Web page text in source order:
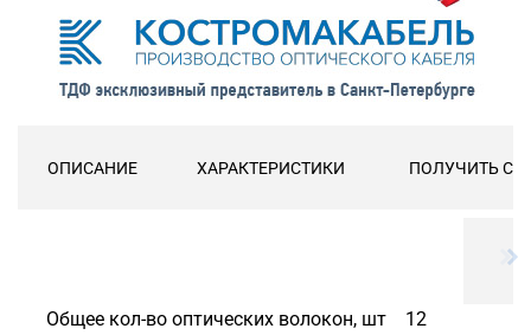
ОПИСАНИЕ ХАРАКТЕРИСТИКИ ПОЛУЧИТЬ
Общее кол-во оптических волокон, шт 12